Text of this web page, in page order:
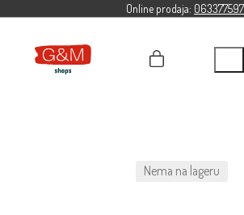
Online prodaja: 063377597
Nema na lageru